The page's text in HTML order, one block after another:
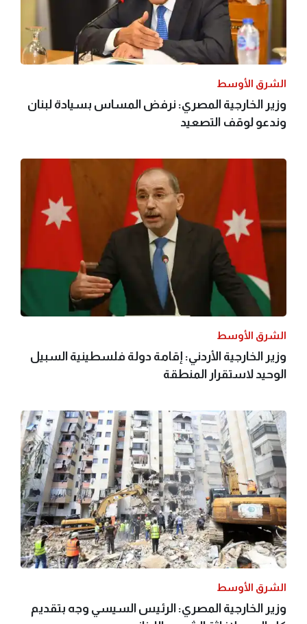
الشرق الأوسط
وزير الخارجية المصري: نرفض المساس بسيادة لبنان
وندعو لوقف التصعيد
الشرق الأوسط
وزير الخارجية الأردني: إقامة دولة فلسطينية السبيل
الوحيد لاستقرار المنطقة
الشرق الأوسط
وزير الخارجية المصري: الرئيس السيسي وجه بتقديم